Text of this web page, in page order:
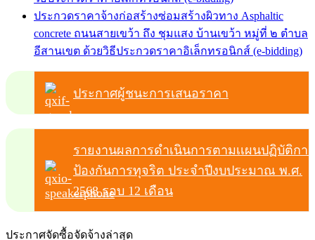
ประกวดราคาจ้างก่อสร้างซ่อมสร้างผิวทาง Asphaltic
concrete ถนนสายเขว้า ถึง ชุมแสง บ้านเขว้า หมู่ที่ ๒ ตำบล
อีสานเขต ด้วยวิธีประกวดราคาอิเล็กทรอนิกส์ (e-bidding)
ประกาศผู้ชนะการเสนอราคา
รายงานผลการดำเนินการตามเเผนปฏิบัติการ
ป้องกันการทุจริต ประจำปีงบประมาณ พ.ศ.
2568 รอบ 12 เดือน
ประกาศจัดซื้อจัดจ้างล่าสุด